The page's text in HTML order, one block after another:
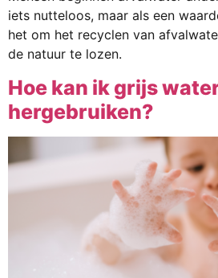
iets nutteloos, maar als een
het om het recyclen van
de natuur te lozen.
Hoe kan ik grijs
hergebruiken?